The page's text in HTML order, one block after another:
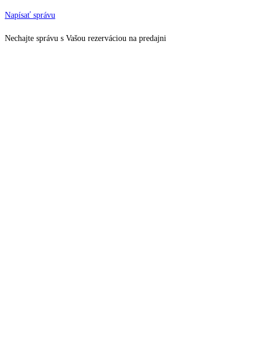
Napísať správu
Nechajte správu s Vašou rezerváciou na predajni